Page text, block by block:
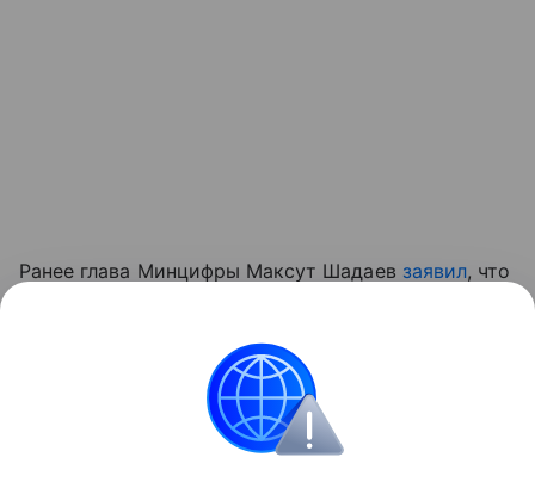
Ранее глава Минцифры Максут Шадаев заявил, что
Мессенджер MAX